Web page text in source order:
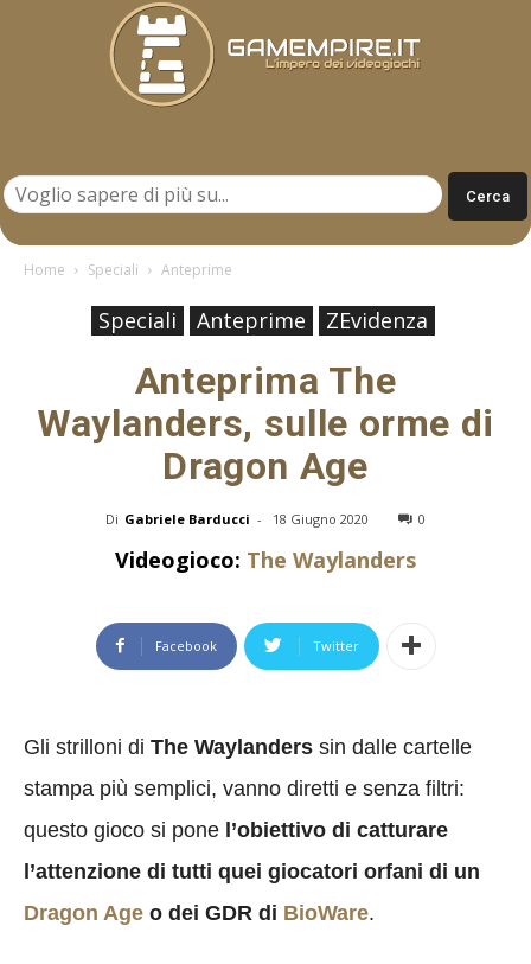
Home Speciali Anteprime
Speciali Anteprime ZEvidenza
Anteprima The
Waylanders, sulle orme di
Dragon Age
Di Gabriele Barducci - 18 Giugno 2020 0
Videogioco: The Waylanders
Facebook Twitter
Gli strilloni di The Waylanders sin dalle cartelle
stampa più semplici, vanno diretti e senza filtri:
questo gioco si pone l’obiettivo di catturare
l’attenzione di tutti quei giocatori orfani di un
Dragon Age o dei GDR di BioWare.